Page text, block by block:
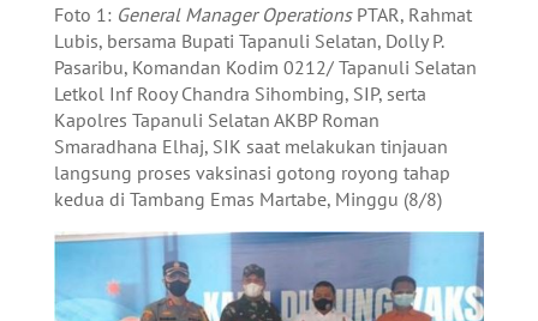
Foto 1:General Manager OperationsPTAR, Rahmat
Lubis, bersama Bupati Tapanuli Selatan, Dolly P.
Pasaribu, Komandan Kodim 0212/ Tapanuli Selatan
Letkol Inf Rooy Chandra Sihombing, SIP, serta
Kapolres Tapanuli Selatan AKBP Roman
Smaradhana Elhaj, SIK saat melakukan tinjauan
langsung proses vaksinasi gotong royong tahap
kedua di Tambang Emas Martabe, Minggu (8/8)